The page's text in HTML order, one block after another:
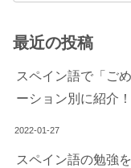
最近の投稿
スペイン語で「ご
ーション別に紹介！
2022-01-27
スペイン語の勉強